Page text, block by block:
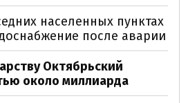
населенных пунктах
после аварии
Октябрьский
около миллиарда